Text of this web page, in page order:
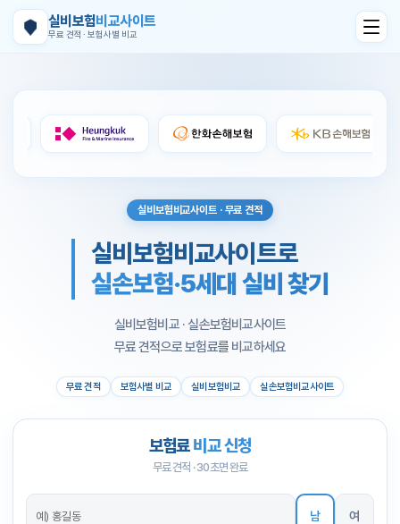
실비보험비교사이트
무료 견적 · 보험사별 비교
실비보험비교사이트 · 무료 견적
실비보험비교사이트로
실손보험·5세대 실비 찾기
실비보험비교 · 실손보험비교사이트
무료 견적으로 보험료를 비교하세요
무료 견적 보험사별 비교 실비보험비교 실손보험비교사이트
보험료비교 신청
무료 견적 · 30초면 완료
남 여